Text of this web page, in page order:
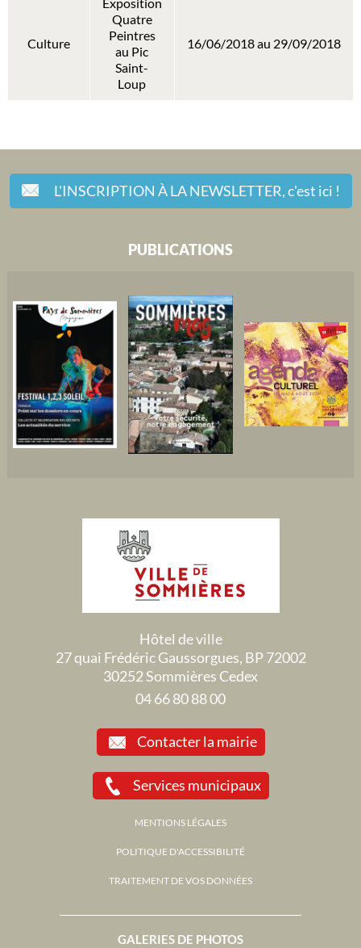
Culture
Exposition
Quatre
Peintres
au Pic
Saint-
Loup
16/06/2018 au 29/09/2018
L'INSCRIPTION À LA NEWSLETTER,c'est ici !
GALERIES DE PHOTOS
PUBLICATIONS
Hôtel de ville
27 quai Frédéric Gaussorgues, BP 72002
30252 Sommières Cedex
04 66 80 88 00
Contacter la mairie
Services municipaux
MENTIONS LÉGALES
POLITIQUE D'ACCESSIBILITÉ
TRAITEMENT DE VOS DONNÉES